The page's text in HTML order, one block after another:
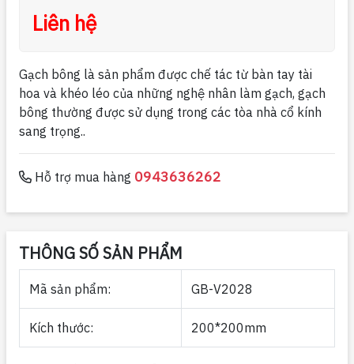
Liên hệ
Gạch bông là sản phẩm được chế tác từ bàn tay tài
hoa và khéo léo của những nghệ nhân làm gạch, gạch
bông thường được sử dụng trong các tòa nhà cổ kính
sang trọng..
Hỗ trợ mua hàng 0943636262
THÔNG SỐ SẢN PHẨM
Mã sản phẩm: GB-V2028
Kích thước: 200*200mm